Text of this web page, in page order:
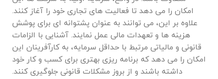
امکان را می‌ دهد تا فعالیت ‌های تجاری خود را آغاز کنند.
علاوه بر این، می توانند به عنوان پشتوانه ‌ای برای پوشش
هزینه‌ ها و تعهدات مالی عمل نمایند. آشنایی با الزامات
قانونی و مالیاتی مرتبط با حداقل سرمایه، به کارآفرینان این
امکان را می ‌دهد که برنامه ‌ریزی بهتری برای کسب ‌و کار خود
داشته باشند و از بروز مشکلات قانونی جلوگیری کنند.